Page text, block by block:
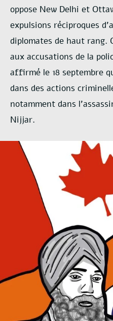
oppose New Delhi et
expulsions réciproques
diplomates de haut rang.
aux accusations de la
affirmé le 18 septembre
dans des actions
notamment dans
Nijjar.